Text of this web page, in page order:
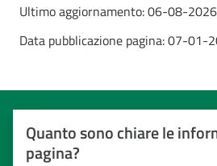
Ultimo aggiornamento:06-08-
Data pubblicazione pagina:07-01-
Quanto sono chiare le
pagina?